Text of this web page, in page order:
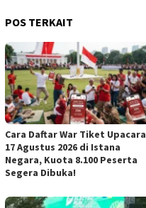
POS TERKAIT
Cara Daftar War Tiket Upacara
17 Agustus 2026 di Istana
Negara, Kuota 8.100 Peserta
Segera Dibuka!